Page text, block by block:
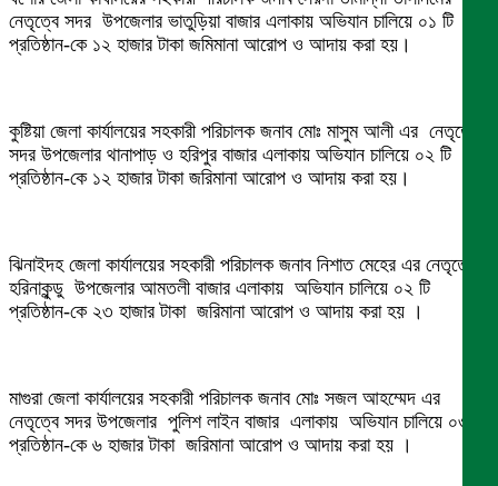
নেতৃত্বে সদর উপজেলার ভাতুড়িয়া বাজার এলাকায় অভিযান চালিয়ে ০১ টি
প্রতিষ্ঠান-কে ১২ হাজার টাকা জমিমানা আরোপ ও আদায় করা হয়।
কুষ্টিয়া জেলা কার্যালয়ের সহকারী পরিচালক জনাব মোঃ মাসুম আলী এর নেতৃত্বে
সদর উপজেলার থানাপাড় ও হরিপুর বাজার এলাকায় অভিযান চালিয়ে ০২ টি
প্রতিষ্ঠান-কে ১২ হাজার টাকা জরিমানা আরোপ ও আদায় করা হয়।
ঝিনাইদহ জেলা কার্যালয়ের সহকারী পরিচালক জনাব নিশাত মেহের এর নেতৃত্বে
হরিনাকুন্ডু উপজেলার আমতলী বাজার এলাকায় অভিযান চালিয়ে ০২ টি
প্রতিষ্ঠান-কে ২৩ হাজার টাকা জরিমানা আরোপ ও আদায় করা হয় ।
মাগুরা জেলা কার্যালয়ের সহকারী পরিচালক জনাব মোঃ সজল আহম্মেদ এর
নেতৃত্বে সদর উপজেলার পুলিশ লাইন বাজার এলাকায় অভিযান চালিয়ে ০৩ টি
প্রতিষ্ঠান-কে ৬ হাজার টাকা জরিমানা আরোপ ও আদায় করা হয় ।